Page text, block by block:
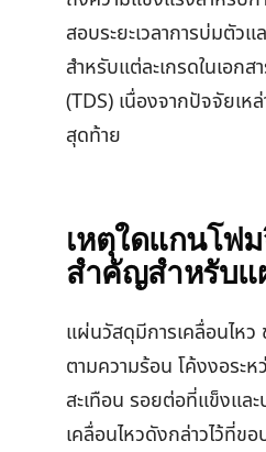
สอบระยะเวลาการบ่มตัว
สำหรับแต่ละเกรดในเอก
(TDS) เนื่องจากปัจจัยเ
สุดท้าย
เหตุใดแกนโฟ
สำคัญสำหรับแ
แผ่นวัสดุมีการเคลื่อนไหว
ตามความร้อน โค้งงอระ
สะเทือน รอยต่อที่แข็งและ
เคลื่อนไหวดังกล่าวไว้ที่ข